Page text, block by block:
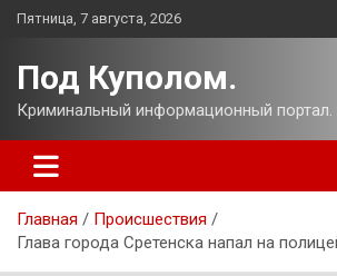
Перейти
Пятница, 7 августа, 2026
Под Куполом.
Криминальный информационный портал.
Главная
Происшествия
Глава города Сретенска напал на